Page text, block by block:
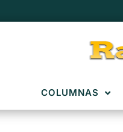
COLUMNAS